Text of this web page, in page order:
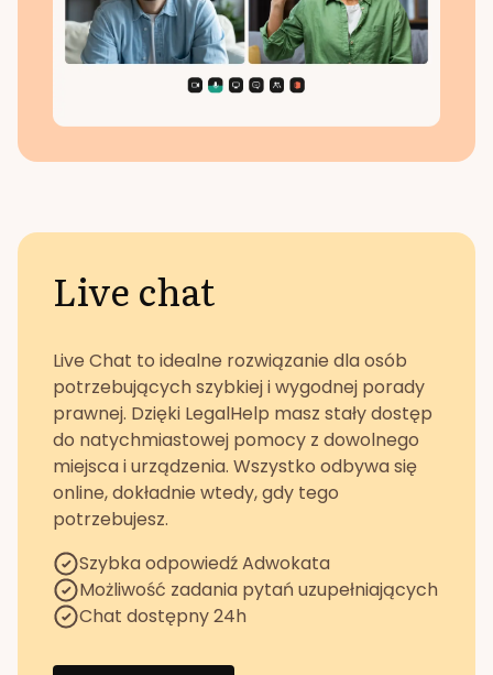
Live chat
Live Chat to idealne rozwiązanie dla osób
potrzebujących szybkiej i wygodnej porady
prawnej. Dzięki LegalHelp masz stały dostęp
do natychmiastowej pomocy z dowolnego
miejsca i urządzenia. Wszystko odbywa się
online, dokładnie wtedy, gdy tego
potrzebujesz.
Szybka odpowiedź Adwokata
Możliwość zadania pytań uzupełniających
Chat dostępny 24h